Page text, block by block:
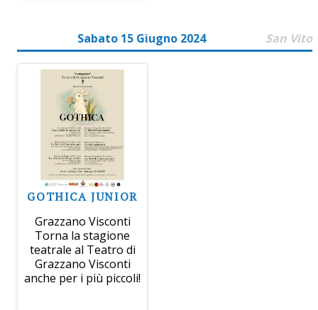
Sabato 15 Giugno 2024 San Vito
GOTHICA JUNIOR
Grazzano Visconti
Torna la stagione
teatrale al Teatro di
Grazzano Visconti
anche per i più piccoli!